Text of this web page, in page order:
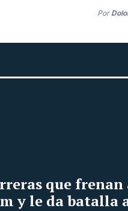
Por
que
y le da batalla